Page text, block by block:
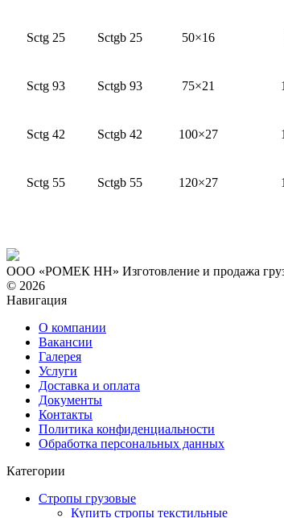
Sctg 25 Sctgb 25 50×16
Sctg 93 Sctgb 93 75×21
Sctg 42 Sctgb 42 100×27
Sctg 55 Sctgb 55 120×27
ООО «РОМЕК НН» Изготовление и продажа
© 2026
Навигация
О компании
Вакансии
Галерея
Услуги
Доставка и оплата
Документы
Контакты
Политика конфиденциальности
Обработка персональных данных
Категории
Стропы грузовые
Купить стропы текстильные